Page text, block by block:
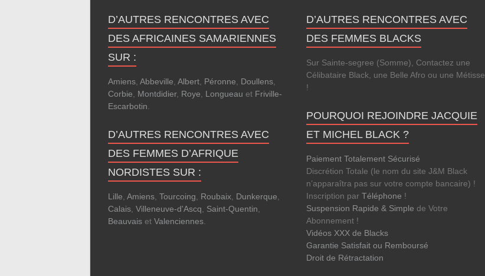
D’AUTRES RENCONTRES AVEC
DES AFRICAINES SAMARIENNES
SUR :
Amiens Abbeville Albert Péronne Doullens
Corbie
Montdidier, Roye Longueau et Friville-
Escarbotin
D’AUTRES RENCONTRES AVEC
DES FEMMES D’AFRIQUE
NORDISTES SUR :
Lille Amiens Tourcoing Roubaix Dunkerque
Calais Villeneuve-d'Ascq Saint-Quentin
Beauvais et Valenciennes
D’AUTRES RENCONTRES AVEC
DES FEMMES BLACKS
Sur Sainte-segree (Somme), Contactez une
Célibataire Black, une Belle Afro ou une Métisse
!
POURQUOI REJOINDRE JACQUIE
ET MICHEL BLACK ?
Paiement Totalement Sécurisé
Discrétion Totale (le nom du site J&M Black
n’apparaîtra pas sur votre compte bancaire) !
Inscription par Téléphone !
Suspension Rapide & Simple de Votre
Abonnement !
Vidéos XXX de Blacks
Garantie Satisfait ou Remboursé
Droit de Rétractation